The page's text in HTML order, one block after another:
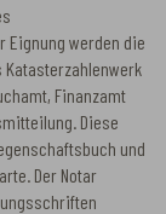
Eignung werden die
Finanzamt
Diese
und
Der Notar